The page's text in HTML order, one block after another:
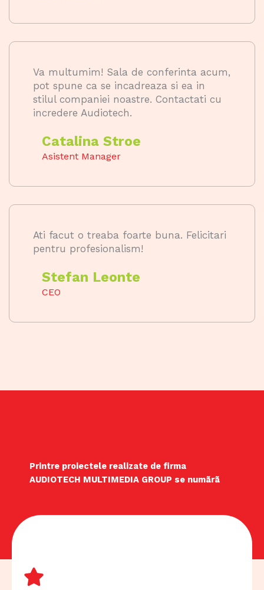
Va multumim! Sala de conferinta acum,
pot spune ca se incadreaza si ea in
stilul companiei noastre. Contactati cu
incredere Audiotech.
Catalina Stroe
Asistent Manager
Ati facut o treaba foarte buna. Felicitari
pentru profesionalism!
Stefan Leonte
CEO
Printre proiectele realizate de firma
AUDIOTECH MULTIMEDIA GROUP se numãrã